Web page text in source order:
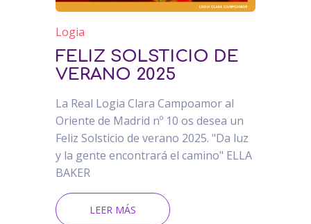
Logia
FELIZ SOLSTICIO DE
VERANO 2025
La Real Logia Clara Campoamor al
Oriente de Madrid nº 10 os desea un
Feliz Solsticio de verano 2025. "Da luz
y la gente encontrará el camino" ELLA
BAKER
LEER MÁS